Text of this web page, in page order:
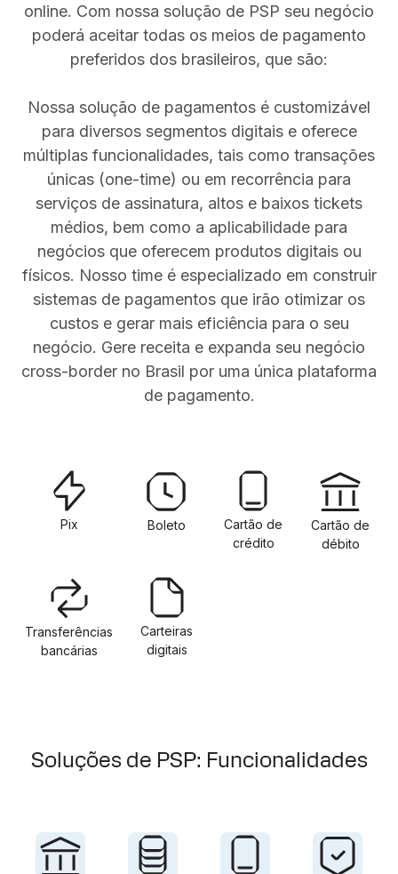
online. Com nossa solução de PSP seu negócio
poderá aceitar todas os meios de pagamento
preferidos dos brasileiros, que são:
Nossa solução de pagamentos é customizável
para diversos segmentos digitais e oferece
múltiplas funcionalidades, tais como transações
únicas (one-time) ou em recorrência para
serviços de assinatura, altos e baixos tickets
médios, bem como a aplicabilidade para
negócios que oferecem produtos digitais ou
físicos. Nosso time é especializado em construir
sistemas de pagamentos que irão otimizar os
custos e gerar mais eficiência para o seu
negócio. Gere receita e expanda seu negócio
cross-border no Brasil por uma única plataforma
de pagamento.
Pix Boleto
Cartão de
crédito
Cartão de
débito
Transferências
bancárias
Carteiras
digitais
Soluções de PSP: Funcionalidades